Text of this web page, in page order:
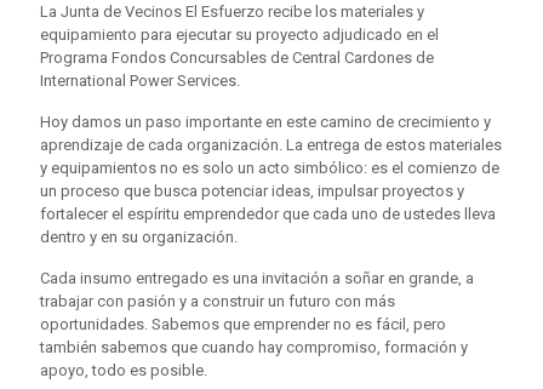
La Junta de Vecinos El Esfuerzo recibe los materiales y
equipamiento para ejecutar su proyecto adjudicado en el
Programa Fondos Concursables de Central Cardones de
International Power Services.
Hoy damos un paso importante en este camino de crecimiento y
aprendizaje de cada organización. La entrega de estos materiales
y equipamientos no es solo un acto simbólico: es el comienzo de
un proceso que busca potenciar ideas, impulsar proyectos y
fortalecer el espíritu emprendedor que cada uno de ustedes lleva
dentro y en su organización.
Cada insumo entregado es una invitación a soñar en grande, a
trabajar con pasión y a construir un futuro con más
oportunidades. Sabemos que emprender no es fácil, pero
también sabemos que cuando hay compromiso, formación y
apoyo, todo es posible.